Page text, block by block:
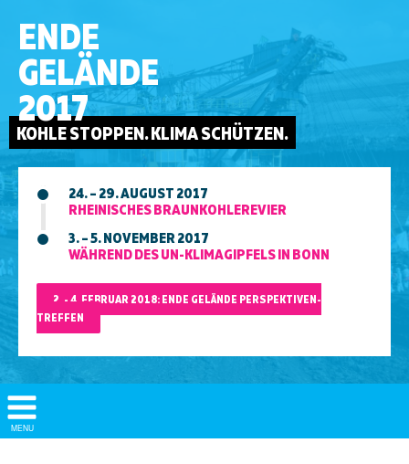
ENDE
GELÄNDE
2017
KOHLE STOPPEN. KLIMA SCHÜTZEN.
24. – 29. AUGUST 2017
RHEINISCHES BRAUNKOHLEREVIER
3. – 5. NOVEMBER 2017
WÄHREND DES UN-KLIMAGIPFELS IN BONN
2. - 4. FEBRUAR 2018: ENDE GELÄNDE PERSPEKTIVEN-
TREFFEN
Show/
Hide
MENU